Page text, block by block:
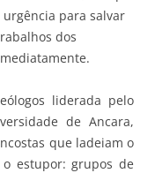
para salvar
dos
liderada pelo
de Ancara,
que ladeiam o
estupor: grupos de